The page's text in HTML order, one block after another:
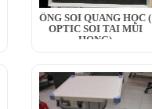
ỐNG SOI QUANG HỌC (
OPTIC SOI TAI MŨI
HỌNG)